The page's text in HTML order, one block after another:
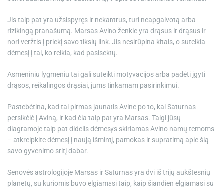
Jis taip pat yra užsispyręs ir nekantrus, turi neapgalvotą arba
rizikingą pranašumą. Marsas Avino ženkle yra drąsus ir drąsus ir
nori veržtis į priekį savo tikslų link. Jis nesirūpina kitais, o sutelkia
dėmesį į tai, ko reikia, kad pasisektų.
Asmeniniu lygmeniu tai gali suteikti motyvacijos arba padėti įgyti
drąsos, reikalingos drąsiai, jums tinkamam pasirinkimui.
Pastebėtina, kad tai pirmas jaunatis Avine po to, kai Saturnas
persikėlė į Aviną, ir kad čia taip pat yra Marsas. Taigi jūsų
diagramoje taip pat didelis dėmesys skiriamas Avino namų temoms
– atkreipkite dėmesį į naują išmintį, pamokas ir supratimą apie šią
savo gyvenimo sritį dabar.
Senovės astrologijoje Marsas ir Saturnas yra dvi iš trijų aukštesnių
planetų, su kuriomis buvo elgiamasi taip, kaip šiandien elgiamasi su